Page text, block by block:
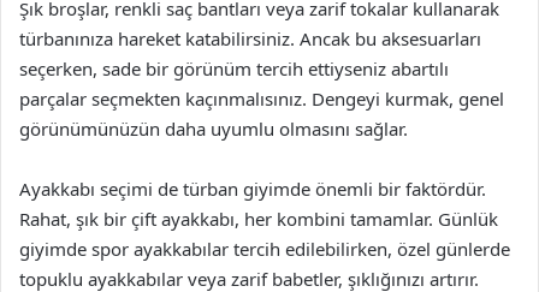
Şık broşlar, renkli saç bantları veya zarif tokalar kullanarak
türbanınıza hareket katabilirsiniz. Ancak bu aksesuarları
seçerken, sade bir görünüm tercih ettiyseniz abartılı
parçalar seçmekten kaçınmalısınız. Dengeyi kurmak, genel
görünümünüzün daha uyumlu olmasını sağlar.
Ayakkabı seçimi de türban giyimde önemli bir faktördür.
Rahat, şık bir çift ayakkabı, her kombini tamamlar. Günlük
giyimde spor ayakkabılar tercih edilebilirken, özel günlerde
topuklu ayakkabılar veya zarif babetler, şıklığınızı artırır.